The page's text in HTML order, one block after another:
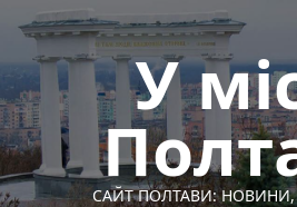
Перейти
вмісту
У
САЙТ ПОЛТАВИ: НОВИНИ,